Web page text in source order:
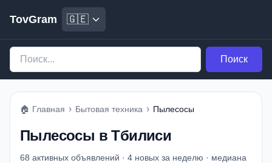
TovGram 🇬🇪
Поиск
🏠 Главная › Бытовая техника › Пылесосы
Пылесосы в Тбилиси
68 активных объявлений · 4 новых за неделю · медиана